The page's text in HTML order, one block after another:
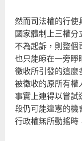
然而司法權的行使
國家體制上三權
不為起訴，則整個
也只能晾在一旁睜
徵收所引發的這麼
被徵收的原所有權
事實上連得以嘗試
段仍可能違憲的機
行政權無所動搖時